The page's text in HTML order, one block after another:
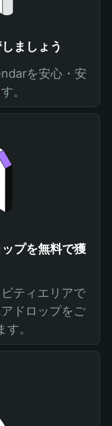
ましょう
を安心・安
。
プを無料で獲
ティエリアで
ドロップをご
。